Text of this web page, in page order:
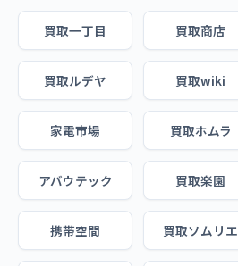
買取一丁目 買取商店
買取ルデヤ 買取wiki
家電市場 買取ホムラ
アバウテック 買取楽園
携帯空間 買取ソムリエ